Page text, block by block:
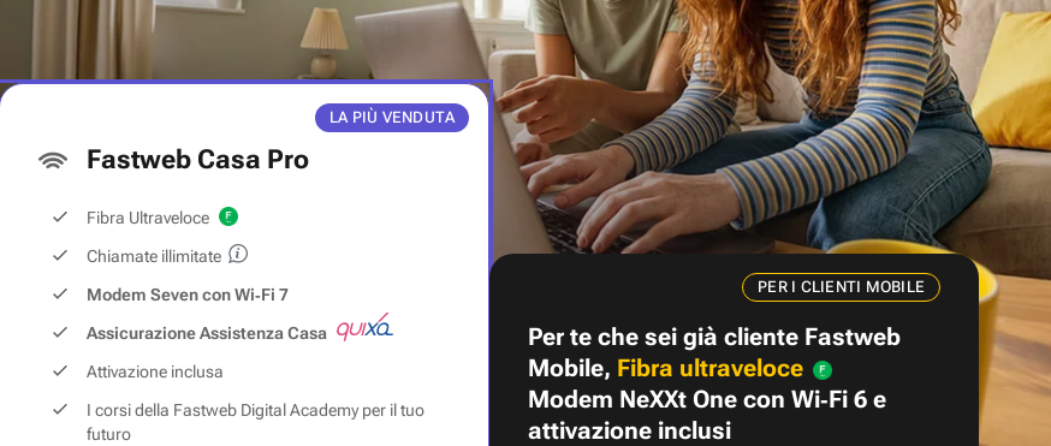
LA PIÙ VENDUTA
Fastweb Casa Pro
Fibra Ultraveloce
Chiamate illimitate
Modem Seven con Wi‑Fi 7
Assicurazione Assistenza Casa
Attivazione inclusa
I corsi della Fastweb Digital Academy per il tuo
futuro
PER I CLIENTI MOBILE
Per te che sei già cliente Fastweb
Mobile, Fibra ultraveloce
Modem NeXXt One con Wi‑Fi 6 e
attivazione inclusi